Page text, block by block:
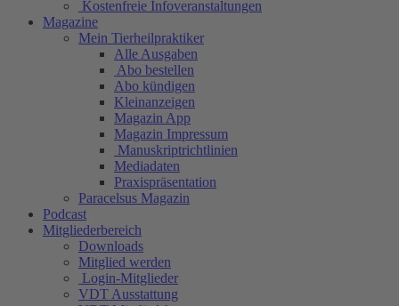
Kostenfreie Infoveranstaltungen
Magazine
Mein Tierheilpraktiker
Alle Ausgaben
Abo bestellen
Abo kündigen
Kleinanzeigen
Magazin App
Magazin Impressum
Manuskriptrichtlinien
Mediadaten
Praxispräsentation
Paracelsus Magazin
Podcast
Mitgliederbereich
Downloads
Mitglied werden
Login-Mitglieder
VDT Ausstattung